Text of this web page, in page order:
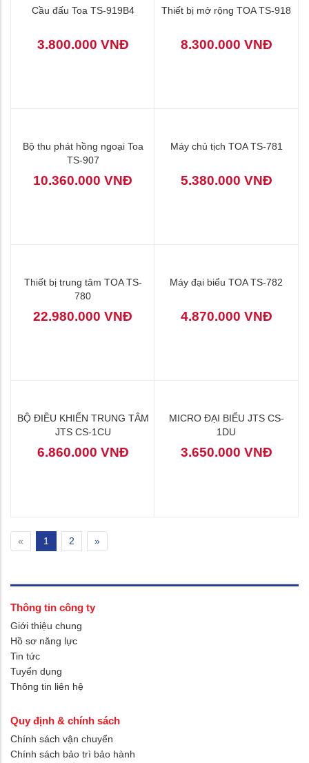
Cầu đấu Toa TS-919B4
3.800.000 VNĐ
Thiết bị mở rộng TOA TS-918
8.300.000 VNĐ
Bộ thu phát hồng ngoại Toa
TS-907
10.360.000 VNĐ
Máy chủ tịch TOA TS-781
5.380.000 VNĐ
Thiết bị trung tâm TOA TS-
780
22.980.000 VNĐ
Máy đại biểu TOA TS-782
4.870.000 VNĐ
BỘ ĐIỀU KHIỂN TRUNG TÂM
JTS CS-1CU
6.860.000 VNĐ
MICRO ĐẠI BIỂU JTS CS-
1DU
3.650.000 VNĐ
« 1 2 »
Thông tin công ty
Giới thiệu chung
Hồ sơ năng lực
Tin tức
Tuyển dụng
Thông tin liên hệ
Quy định & chính sách
Chính sách vận chuyển
Chính sách bảo trì bảo hành